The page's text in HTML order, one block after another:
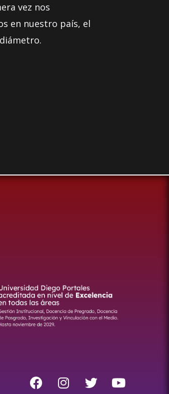
vez nos
en nuestro país, el